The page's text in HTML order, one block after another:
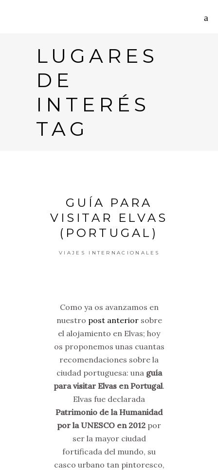
LUGARES
DE
INTERÉS
TAG
GUÍA PARA
VISITAR ELVAS
(PORTUGAL)
VIAJES INTERNACIONALES
Como ya os avanzamos en
nuestro post anteriorsobre
el alojamiento en Elvas; hoy
os proponemos unas cuantas
recomendaciones sobre la
ciudad portuguesa: una guía
para visitar Elvas en Portugal.
Elvas fue declarada
Patrimonio de la Humanidad
por la UNESCO en 2012por
ser la mayor ciudad
fortificada del mundo, su
casco urbano tan pintoresco,